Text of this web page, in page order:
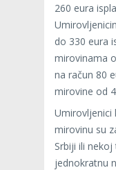
260 eura
do 330 eura
mirovinama
na račun 80
mirovine od
Umirovljenici
mirovinu su
Srbiji ili
jednokratnu